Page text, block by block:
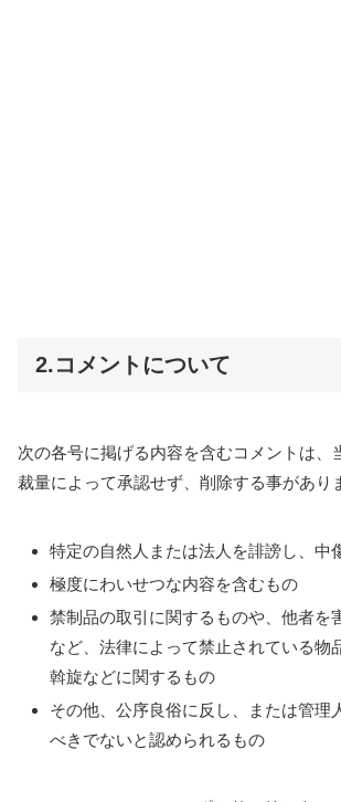
2.コメントについて
次の各号に掲げる内容を含むコメントは、
裁量によって承認せず、削除する事があり
特定の自然人または法人を誹謗し、中
極度にわいせつな内容を含むもの
禁制品の取引に関するものや、他者を
など、法律によって禁止されている物
斡旋などに関するもの
その他、公序良俗に反し、または管理
べきでないと認められるもの